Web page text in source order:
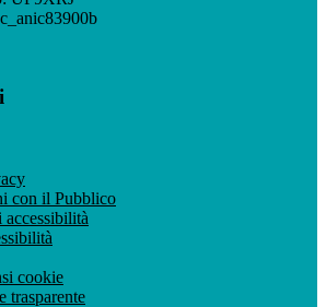
con il Pubblico
cookie
trasparente